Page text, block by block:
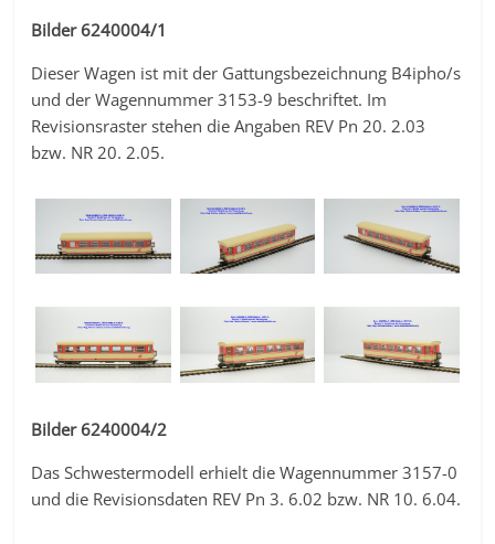
Bilder 6240004/1
Dieser Wagen ist mit der Gattungsbezeichnung B4ipho/s
und der Wagennummer 3153-9 beschriftet. Im
Revisionsraster stehen die Angaben REV Pn 20. 2.03
bzw. NR 20. 2.05.
Bilder 6240004/2
Das Schwestermodell erhielt die Wagennummer 3157-0
und die Revisionsdaten REV Pn 3. 6.02 bzw. NR 10. 6.04.